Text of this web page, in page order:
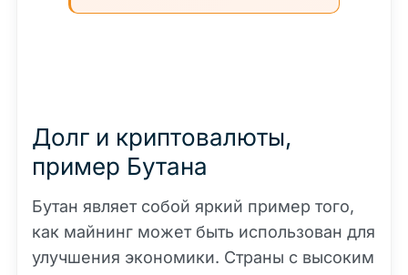
Долг и криптовалюты,
пример Бутана
Бутан являет собой яркий пример того,
как майнинг может быть использован для
улучшения экономики. Страны с высоким